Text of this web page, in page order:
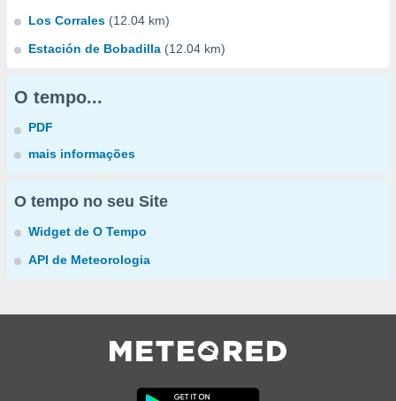
Los Corrales (12.04 km)
Estación de Bobadilla (12.04 km)
O tempo...
PDF
mais informações
O tempo no seu Site
Widget de O Tempo
API de Meteorologia